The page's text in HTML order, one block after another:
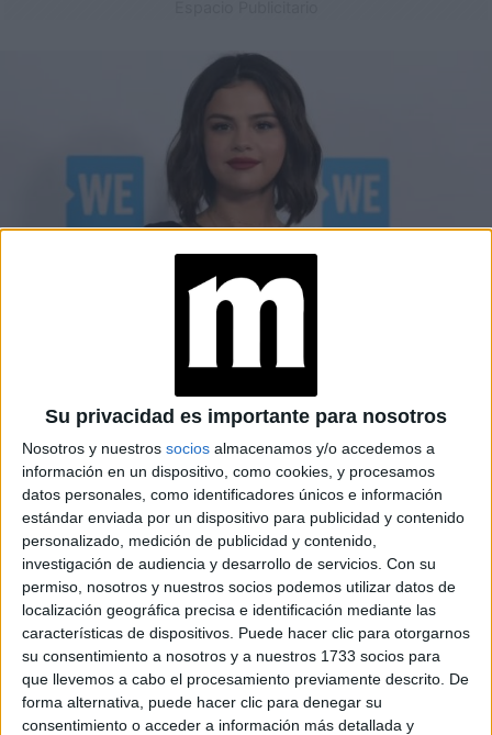
Su privacidad es importante para nosotros
Nosotros y nuestros socios almacenamos y/o accedemos a
información en un dispositivo, como cookies, y procesamos
datos personales, como identificadores únicos e información
estándar enviada por un dispositivo para publicidad y contenido
personalizado, medición de publicidad y contenido,
investigación de audiencia y desarrollo de servicios. Con su
permiso, nosotros y nuestros socios podemos utilizar datos de
localización geográfica precisa e identificación mediante las
características de dispositivos. Puede hacer clic para otorgarnos
su consentimiento a nosotros y a nuestros 1733 socios para
que llevemos a cabo el procesamiento previamente descrito. De
forma alternativa, puede hacer clic para denegar su
consentimiento o acceder a información más detallada y
calurosos de verano inspirados en
celebridades
Combati el calor con un peinado descontracturado y chic
que levanta cualquier look.